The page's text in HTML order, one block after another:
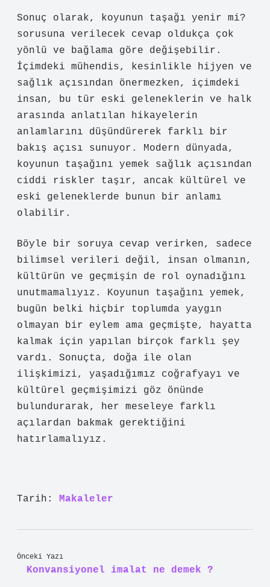
Sonuç olarak, koyunun taşağı yenir mi?
sorusuna verilecek cevap oldukça çok
yönlü ve bağlama göre değişebilir.
İçimdeki mühendis, kesinlikle hijyen ve
sağlık açısından önermezken, içimdeki
insan, bu tür eski geleneklerin ve halk
arasında anlatılan hikayelerin
anlamlarını düşündürerek farklı bir
bakış açısı sunuyor. Modern dünyada,
koyunun taşağını yemek sağlık açısından
ciddi riskler taşır, ancak kültürel ve
eski geleneklerde bunun bir anlamı
olabilir.
Böyle bir soruya cevap verirken, sadece
bilimsel verileri değil, insan olmanın,
kültürün ve geçmişin de rol oynadığını
unutmamalıyız. Koyunun taşağını yemek,
bugün belki hiçbir toplumda yaygın
olmayan bir eylem ama geçmişte, hayatta
kalmak için yapılan birçok farklı şey
vardı. Sonuçta, doğa ile olan
ilişkimizi, yaşadığımız coğrafyayı ve
kültürel geçmişimizi göz önünde
bulundurarak, her meseleye farklı
açılardan bakmak gerektiğini
hatırlamalıyız.
Tarih: Makaleler
Önceki Yazı
Konvansiyonel imalat ne demek ?